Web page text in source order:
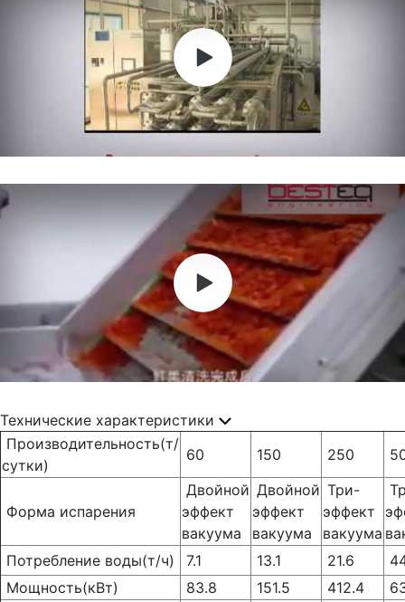
Технические характеристики
Производительность(т/
сутки)
60 150 250
Форма испарения
Двойной
эффект
вакуума
Двойной
эффект
вакуума
Три-
эффект
вакуума
Потребление воды(т/ч)
7.1 13.1 21.6
Мощность(кВт)
83.8 151.5 412.4